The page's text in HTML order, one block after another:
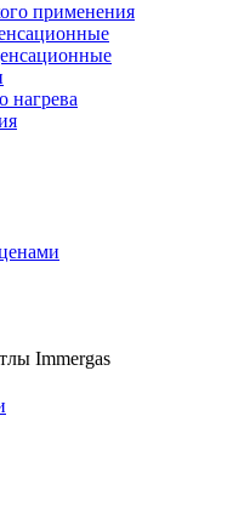
применения
нагрева
Immergas